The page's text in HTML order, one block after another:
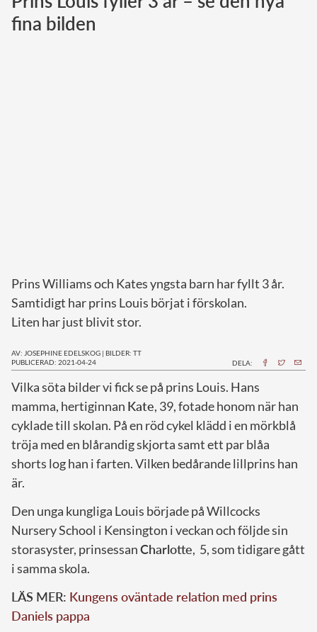
fina bilden
Prins Williams och Kates yngsta barn har fyllt 3 år.
Samtidigt har prins Louis börjat i förskolan.
Liten har just blivit stor.
AV: JOSEPHINE EDELSKOG | BILDER: TT
PUBLICERAD: 2021-04-24
DELA:
Vilka söta bilder vi fick se på prins Louis. Hans
mamma, hertiginnan Kate, 39, fotade honom när han
cyklade till skolan. På en röd cykel klädd i en mörkblå
tröja med en blårandig skjorta samt ett par blåa
shorts log han i farten. Vilken bedårande lillprins han
är.
Den unga kungliga Louis började på Willcocks
Nursery School i Kensington i veckan och följde sin
storasyster, prinsessanCharlotte, 5, som tidigare gått
i samma skola.
LÄS MER: Kungens oväntade relation med prins
Daniels pappa